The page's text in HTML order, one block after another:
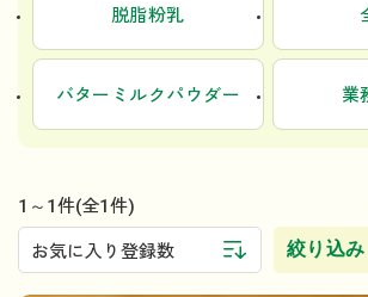
脱脂粉乳
バターミルクパウダー 業
1～1件(全1件)
お気に入り登録数 絞り込み